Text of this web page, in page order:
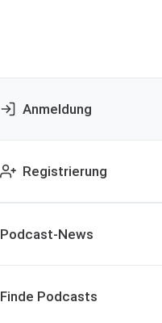
Anmeldung
Registrierung
Podcast-News
Finde Podcasts